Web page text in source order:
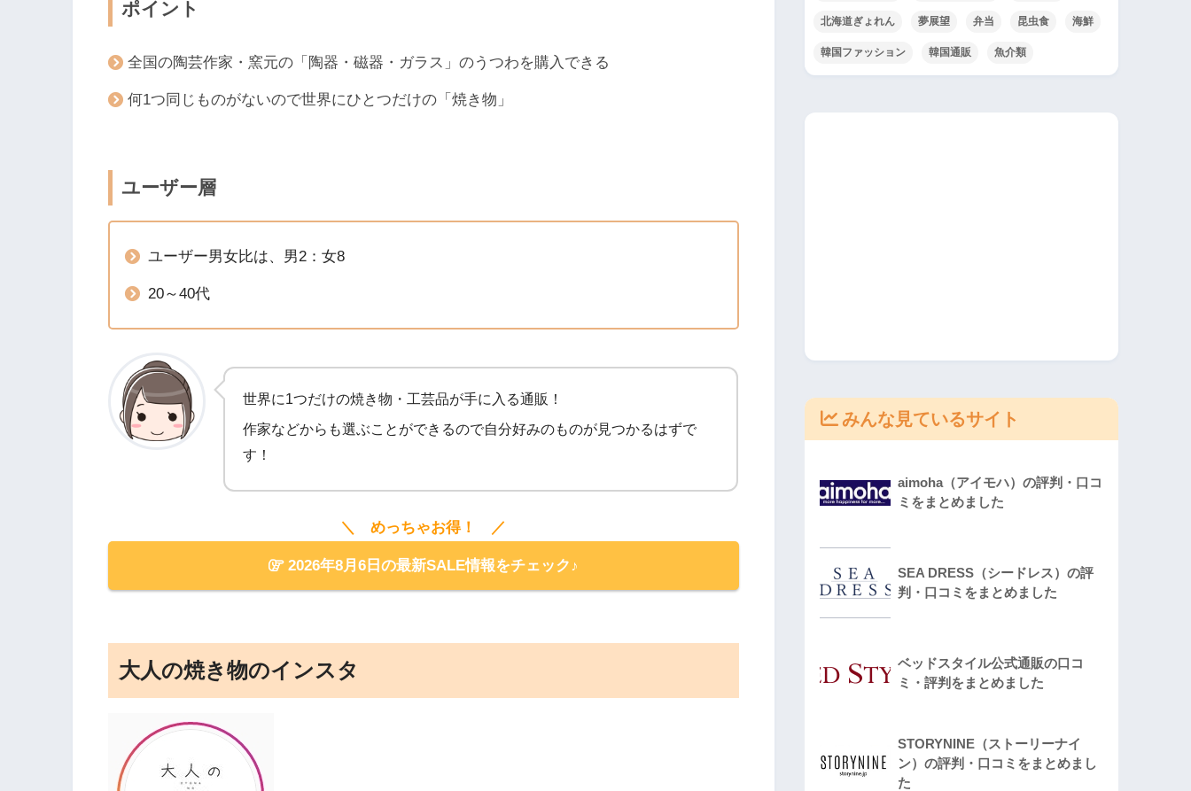
ポイント
全国の陶芸作家・窯元の「陶器・磁器・ガラス」のうつわを購入できる
何1つ同じものがないので世界にひとつだけの「焼き物」
ユーザー層
ユーザー男女比は、男2：女8
20～40代
世界に1つだけの焼き物・工芸品が手に入る通販！
作家などからも選ぶことができるので自分好みのものが見つかるはずで
す！
＼ めっちゃお得！ ／
2026年8月6日の最新SALE情報をチェック♪
大人の焼き物のインスタ
北海道ぎょれん 夢展望 弁当 昆虫食 海鮮
韓国ファッション 韓国通販 魚介類
みんな見ているサイト
aimoha（アイモハ）の評判・口コ
ミをまとめました
SEA DRESS（シードレス）の評
判・口コミをまとめました
ベッドスタイル公式通販の口コ
ミ・評判をまとめました
STORYNINE（ストーリーナイ
ン）の評判・口コミをまとめまし
た